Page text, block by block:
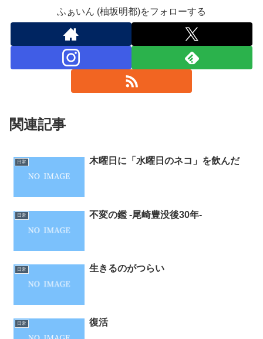
ふぁいん (柚坂明都)をフォローする
関連記事
日常 木曜日に「水曜日のネコ」を飲んだ
日常 不変の鑑 -尾崎豊没後30年-
日常 生きるのがつらい
日常 復活